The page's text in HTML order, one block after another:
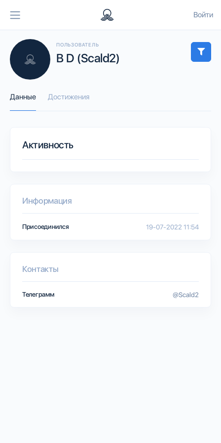
Войти
ПОЛЬЗОВАТЕЛЬ
B D (Scald2)
Данные Достижения
Активность
Информация
Присоединился 19-07-2022 11:54
Контакты
Телеграмм @Scald2